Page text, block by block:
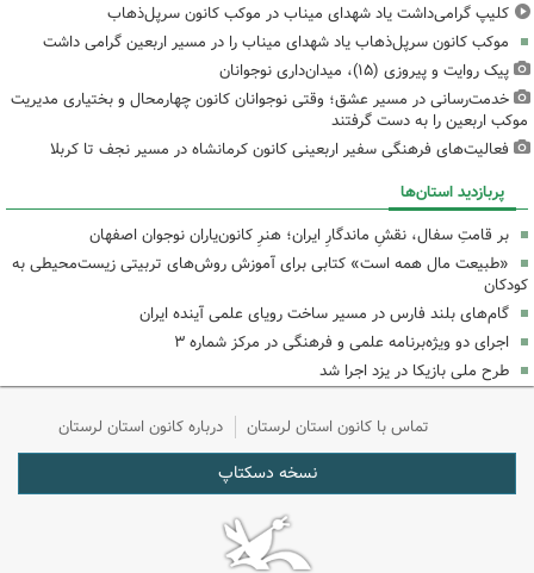
کلیپ گرامی‌داشت یاد شهدای میناب در موکب کانون سرپل‌ذهاب
موکب کانون سرپل‌ذهاب یاد شهدای میناب را در مسیر اربعین گرامی داشت
پیک روایت و پیروزی (۱۵)، میدان‌داری نوجوانان
خدمت‌رسانی در مسیر عشق؛ وقتی نوجوانان کانون چهارمحال و بختیاری مدیریت
موکب اربعین را به دست گرفتند
فعالیت‌های فرهنگی سفیر اربعینی کانون کرمانشاه در مسیر نجف تا کربلا
پربازدید استان‌ها
بر قامتِ سفال، نقشِ ماندگارِ ایران؛ هنرِ کانون‌یاران نوجوان اصفهان
«طبیعت مال همه است» کتابی برای آموزش روش‌های تربیتی زیست‌محیطی به
کودکان
گام‌های بلند فارس در مسیر ساخت رویای علمی آینده ایران
اجرای دو ویژه‌برنامه علمی و فرهنگی در مرکز شماره ۳
طرح ملی بازیکا در یزد اجرا شد
تماس با کانون استان لرستان درباره کانون استان لرستان
نسخه دسکتاپ